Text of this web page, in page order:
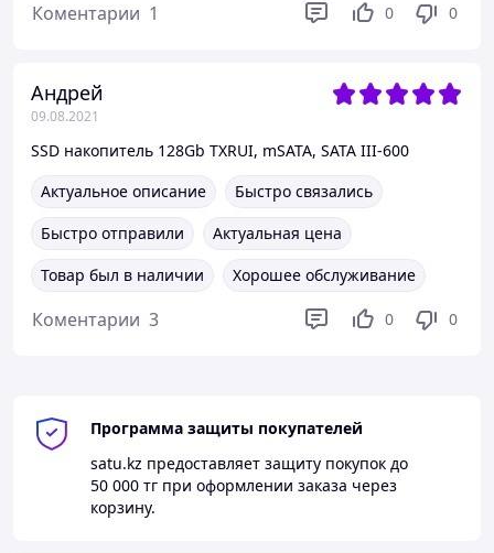
Коментарии 1 0 0
Андрей
09.08.2021
SSD накопитель 128Gb TXRUI, mSATA, SATA III-600
Актуальное описание
Быстро связались
Быстро отправили
Актуальная цена
Товар был в наличии
Хорошее обслуживание
Коментарии 3 0 0
Программа защиты покупателей
satu.kz предоставляет защиту покупок до
50 000 тг при оформлении заказа через
корзину.